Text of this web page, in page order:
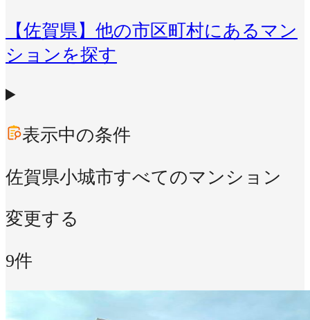
【佐賀県】他の市区町村にあるマン
ションを探す
表示中の条件
佐賀県小城市すべてのマンション
変更する
9件